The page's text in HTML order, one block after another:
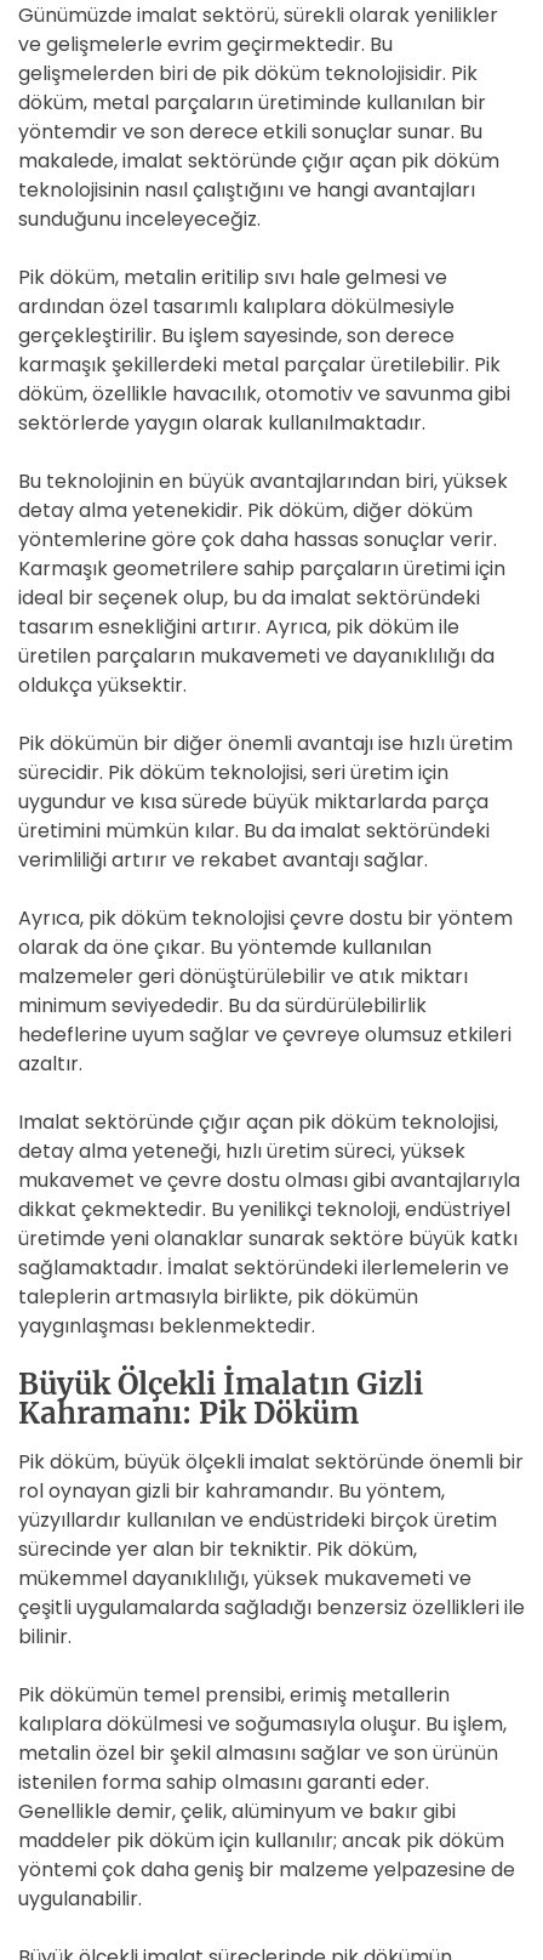
Günümüzde imalat sektörü, sürekli olarak yenilikler
ve gelişmelerle evrim geçirmektedir. Bu
gelişmelerden biri de pik döküm teknolojisidir. Pik
döküm, metal parçaların üretiminde kullanılan bir
yöntemdir ve son derece etkili sonuçlar sunar. Bu
makalede, imalat sektöründe çığır açan pik döküm
teknolojisinin nasıl çalıştığını ve hangi avantajları
sunduğunu inceleyeceğiz.
Pik döküm, metalin eritilip sıvı hale gelmesi ve
ardından özel tasarımlı kalıplara dökülmesiyle
gerçekleştirilir. Bu işlem sayesinde, son derece
karmaşık şekillerdeki metal parçalar üretilebilir. Pik
döküm, özellikle havacılık, otomotiv ve savunma gibi
sektörlerde yaygın olarak kullanılmaktadır.
Bu teknolojinin en büyük avantajlarından biri, yüksek
detay alma yetenekidir. Pik döküm, diğer döküm
yöntemlerine göre çok daha hassas sonuçlar verir.
Karmaşık geometrilere sahip parçaların üretimi için
ideal bir seçenek olup, bu da imalat sektöründeki
tasarım esnekliğini artırır. Ayrıca, pik döküm ile
üretilen parçaların mukavemeti ve dayanıklılığı da
oldukça yüksektir.
Pik dökümün bir diğer önemli avantajı ise hızlı üretim
sürecidir. Pik döküm teknolojisi, seri üretim için
uygundur ve kısa sürede büyük miktarlarda parça
üretimini mümkün kılar. Bu da imalat sektöründeki
verimliliği artırır ve rekabet avantajı sağlar.
Ayrıca, pik döküm teknolojisi çevre dostu bir yöntem
olarak da öne çıkar. Bu yöntemde kullanılan
malzemeler geri dönüştürülebilir ve atık miktarı
minimum seviyededir. Bu da sürdürülebilirlik
hedeflerine uyum sağlar ve çevreye olumsuz etkileri
azaltır.
Imalat sektöründe çığır açan pik döküm teknolojisi,
detay alma yeteneği, hızlı üretim süreci, yüksek
mukavemet ve çevre dostu olması gibi avantajlarıyla
dikkat çekmektedir. Bu yenilikçi teknoloji, endüstriyel
üretimde yeni olanaklar sunarak sektöre büyük katkı
sağlamaktadır. İmalat sektöründeki ilerlemelerin ve
taleplerin artmasıyla birlikte, pik dökümün
yaygınlaşması beklenmektedir.
Büyük Ölçekli İmalatın Gizli
Kahramanı: Pik Döküm
Pik döküm, büyük ölçekli imalat sektöründe önemli bir
rol oynayan gizli bir kahramandır. Bu yöntem,
yüzyıllardır kullanılan ve endüstrideki birçok üretim
sürecinde yer alan bir tekniktir. Pik döküm,
mükemmel dayanıklılığı, yüksek mukavemeti ve
çeşitli uygulamalarda sağladığı benzersiz özellikleri ile
bilinir.
Pik dökümün temel prensibi, erimiş metallerin
kalıplara dökülmesi ve soğumasıyla oluşur. Bu işlem,
metalin özel bir şekil almasını sağlar ve son ürünün
istenilen forma sahip olmasını garanti eder.
Genellikle demir, çelik, alüminyum ve bakır gibi
maddeler pik döküm için kullanılır; ancak pik döküm
yöntemi çok daha geniş bir malzeme yelpazesine de
uygulanabilir.